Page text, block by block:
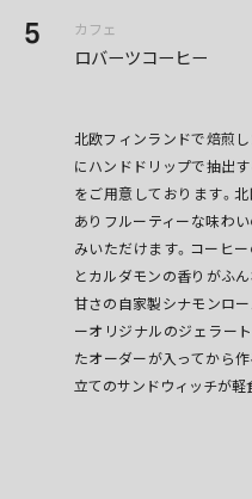
5 カフェ
ロバーツコーヒー
北欧フィンランドで焙煎
にハンドドリップで抽出
をご用意しております。
ありフルーティーな味わ
みいただけます。コーヒ
とカルダモンの香りがふ
甘さの自家製シナモンロ
ーオリジナルのジェラー
たオーダーが入ってから
立てのサンドウィッチが軽